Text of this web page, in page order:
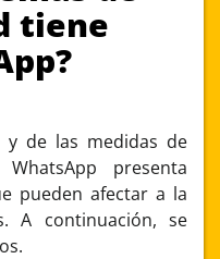
tiene
de las medidas de
WhatsApp presenta
pueden afectar a la
A continuación, se